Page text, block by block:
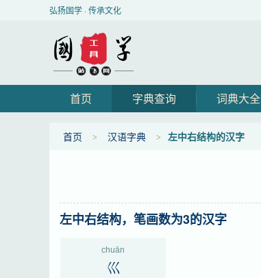
弘扬国学 · 传承文化
首页 字典查询 词典大全
首页 汉语字典 左中右结构的汉字
左中右结构，笔画数为3的汉字
chuān
巛